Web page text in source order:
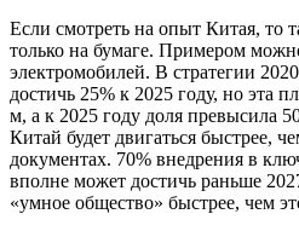
Если смотреть на опыт Китая, то
только на бумаге. Примером
электромобилей. В стратегии
достичь 25% к 2025 году, но эта
м, а к 2025 году доля превысила
Китай будет двигаться быстрее,
документах. 70% внедрения в
вполне может достичь раньше
«умное общество» быстрее, чем